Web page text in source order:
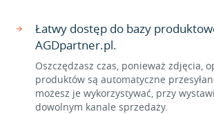
Łatwy dostęp do bazy
AGDpartner.pl.
Oszczędzasz czas, ponieważ zdjęcia,
produktów są automatyczne
możesz je wykorzystywać, przy
dowolnym kanale sprzedaży.